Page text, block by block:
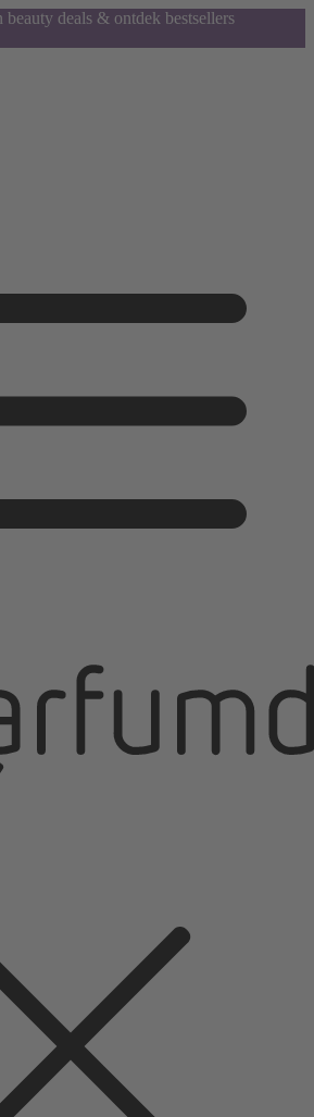
beauty deals & ontdek bestsellers